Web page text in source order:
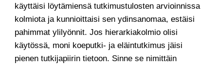
käyttäisi löytämiensä tutkimustulosten arvioinnissa
kolmiota ja kunnioittaisi sen ydinsanomaa, estäisi
pahimmat ylilyönnit. Jos hierarkiakolmio olisi
käytössä, moni koeputki- ja eläintutkimus jäisi
pienen tutkijapiirin tietoon. Sinne se nimittäin